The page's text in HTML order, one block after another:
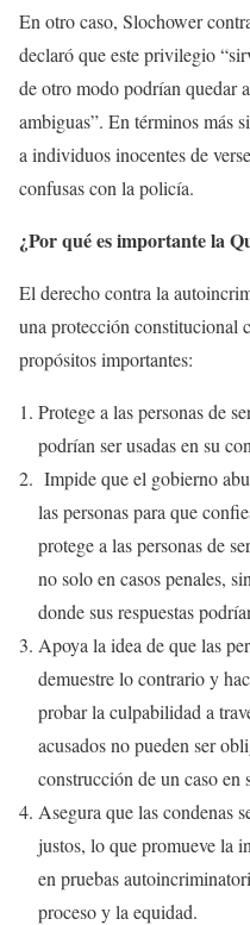
En otro caso, Slochower
declaró que este privilegio
de otro modo podrían quedar
ambiguas”. En términos más
a individuos inocentes de
confusas con la policía.
¿Por qué es importante la
El derecho contra la
una protección constitucional
propósitos importantes:
Protege a las personas de
podrían ser usadas en su
Impide que el gobierno
las personas para que
protege a las personas de
no solo en casos penales,
donde sus respuestas
Apoya la idea de que las
demuestre lo contrario y
probar la culpabilidad a
acusados no pueden ser
construcción de un caso en
Asegura que las condenas
justos, lo que promueve la
en pruebas
proceso y la equidad.